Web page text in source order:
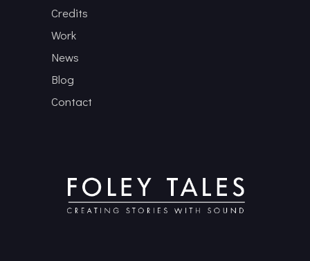
Credits
Work
News
Blog
Contact